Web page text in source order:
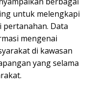
untuk melengkapi
Data
mengenai
di kawasan
yang selama